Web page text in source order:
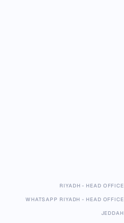
RIYADH - HEAD OFFICE
WHATSAPP RIYADH - HEAD OFFICE
JEDDAH